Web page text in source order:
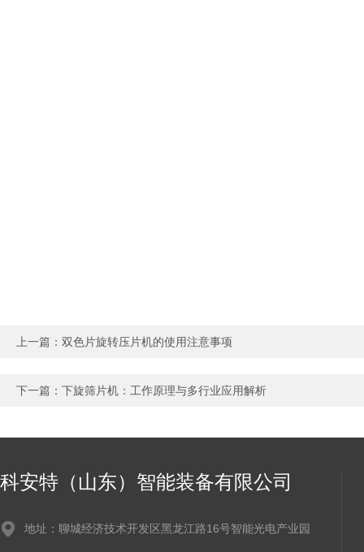
上一篇： 双色片旋转压片机的使用注意事项
下一篇： 下旋筛片机：工作原理与多行业应用解析
科安特（山东）智能装备有限公司
地址：聊城经济技术开发区黑龙江路16号智能光电产业园